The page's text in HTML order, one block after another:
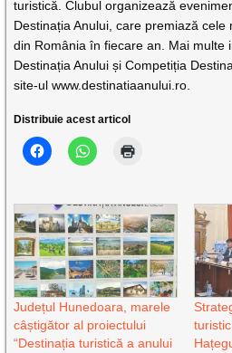
turistică. Clubul organizează
Destinația Anului, care premiază
din România în fiecare an. Mai multe
Destinația Anului și Competiția
site-ul www.destinatiaanului.ro.
Distribuie acest articol
Județul Hunedoara, marele
câștigător al proiectului
“Destinația turistică a anului